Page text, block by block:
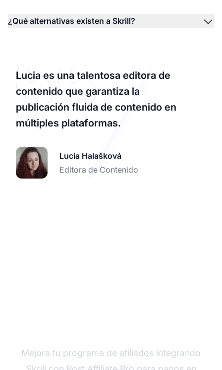
¿Qué alternativas existen a Skrill?
Lucia es una talentosa editora de
contenido que garantiza la
publicación fluida de contenido en
múltiples plataformas.
Lucia Halašková
Editora de Contenido
Mejora tu programa de afiliados integrando